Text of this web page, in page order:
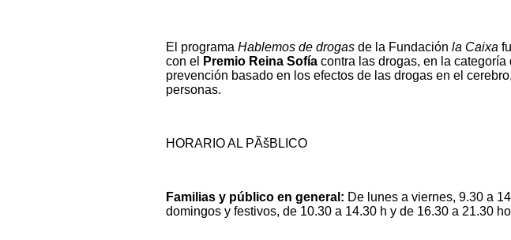
El programa Hablemos de drogasde la Fundación la Caixa
con el
Premio Reina Sofía contra las drogas, en la
prevención basado en los efectos de las drogas en el
personas.
HORARIO AL PÃšBLICO
Familias y público en general: De lunes a viernes, 9.30 a
domingos y festivos, de 10.30 a 14.30 h y de 16.30 a 21.30